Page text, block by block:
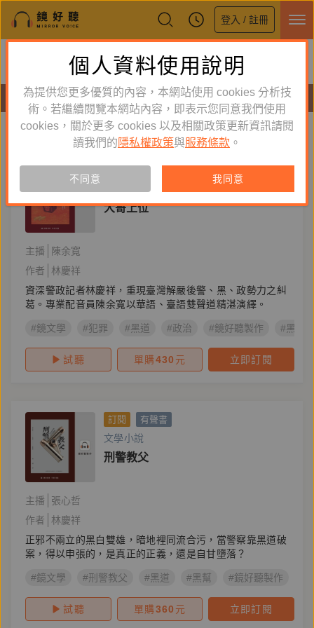
登入 / 註冊
鏡好聽全新APP上線
體驗全面升級，即刻下載
有聲書
林慶祥 新到舊 舊到新
有聲書
大哥上位
主播
陳余寬
作者
林慶祥
資深警政記者林慶祥，重現臺灣解嚴後警、黑、政勢力之糾
葛。專業配音員陳余寬以華語、臺語雙聲道精湛演繹。
#鏡文學 #犯罪 #黑道 #政治 #鏡好聽製作 #黑金
試聽 單購430 元 立即訂閱
訂閱 有聲書
文學小說
刑警教父
主播
張心哲
作者
林慶祥
正邪不兩立的黑白雙雄，暗地裡同流合污，當警察靠黑道破
案，得以申張的，是真正的正義，還是自甘墮落？
#鏡文學 #刑警教父 #黑道 #黑幫 #鏡好聽製作
試聽 單購360 元 立即訂閱
個人資料使用說明
為提供您更多優質的內容，本網站使用 cookies 分析技
術。若繼續閱覽本網站內容，即表示您同意我們使用
cookies，關於更多 cookies 以及相關政策更新資訊請閱
讀我們的 隱私權政策與服務條款 。
不同意 我同意